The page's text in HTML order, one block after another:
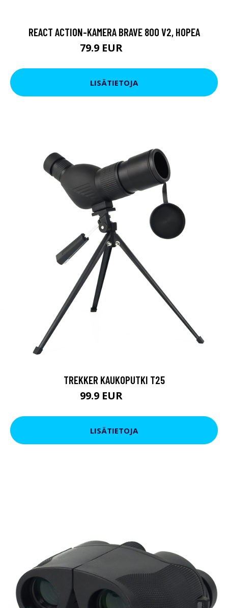
REACT ACTION-KAMERA BRAVE 800 V2, HOPEA
79.9 EUR
LISÄTIETOJA
TREKKER KAUKOPUTKI T25
99.9 EUR
LISÄTIETOJA